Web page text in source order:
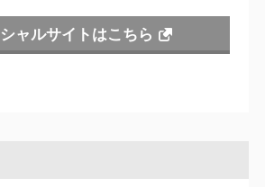
ャルサイトはこちら